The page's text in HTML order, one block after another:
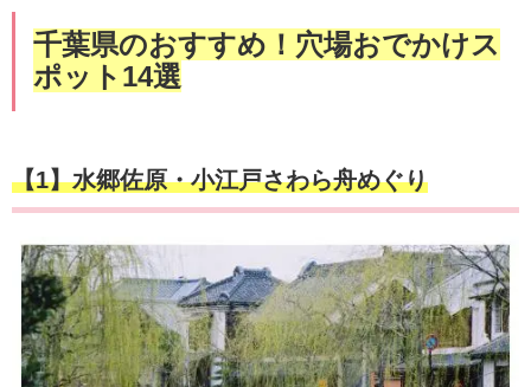
千葉県のおすすめ！穴場おでかけス
ポット14選
【1】水郷佐原・小江戸さわら舟めぐり